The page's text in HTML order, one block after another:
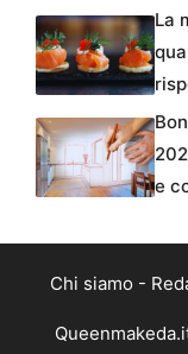
La
e
Chi siamo -